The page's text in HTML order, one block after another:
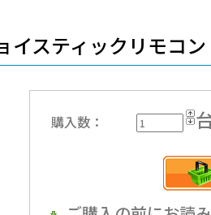
イスティックリモコン
購入数：